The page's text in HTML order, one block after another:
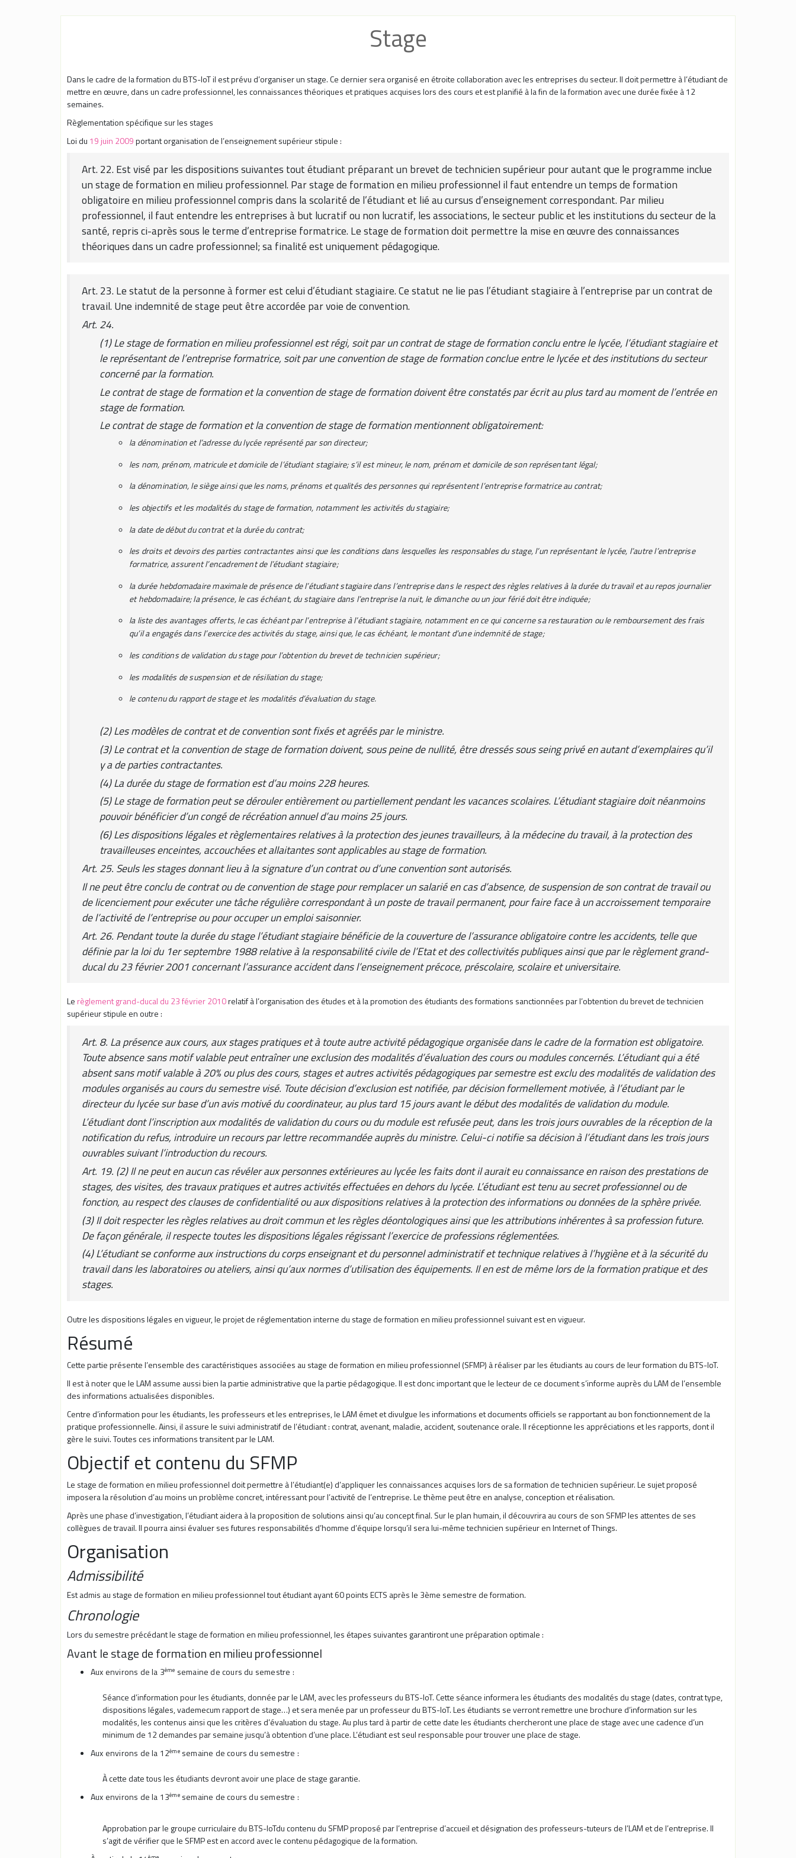
Stage
Dans le cadre de la formation du BTS-IoT il est prévu d’organiser un stage. Ce dernier sera organisé en étroite collaboration avec les entreprises du secteur. Il doit permettre à l’étudiant de
mettre en œuvre, dans un cadre professionnel, les connaissances théoriques et pratiques acquises lors des cours et est planifié à la fin de la formation avec une durée fixée à 12
semaines.
Règlementation spécifique sur les stages
Loi du 19 juin 2009portant organisation de l’enseignement supérieur stipule :
Art. 22. Est visé par les dispositions suivantes tout étudiant préparant un brevet de technicien supérieur pour autant que le programme inclue
un stage de formation en milieu professionnel. Par stage de formation en milieu professionnel il faut entendre un temps de formation
obligatoire en milieu professionnel compris dans la scolarité de l’étudiant et lié au cursus d’enseignement correspondant. Par milieu
professionnel, il faut entendre les entreprises à but lucratif ou non lucratif, les associations, le secteur public et les institutions du secteur de la
santé, repris ci-après sous le terme d’entreprise formatrice. Le stage de formation doit permettre la mise en œuvre des connaissances
théoriques dans un cadre professionnel; sa finalité est uniquement pédagogique.
Art. 23. Le statut de la personne à former est celui d’étudiant stagiaire. Ce statut ne lie pas l’étudiant stagiaire à l’entreprise par un contrat de
travail. Une indemnité de stage peut être accordée par voie de convention.
Art. 24.
(1) Le stage de formation en milieu professionnel est régi, soit par un contrat de stage de formation conclu entre le lycée, l’étudiant stagiaire et
le représentant de l’entreprise formatrice, soit par une convention de stage de formation conclue entre le lycée et des institutions du secteur
concerné par la formation.
Le contrat de stage de formation et la convention de stage de formation doivent être constatés par écrit au plus tard au moment de l’entrée en
stage de formation.
Le contrat de stage de formation et la convention de stage de formation mentionnent obligatoirement:
la dénomination et l’adresse du lycée représenté par son directeur;
les nom, prénom, matricule et domicile de l’étudiant stagiaire; s’il est mineur, le nom, prénom et domicile de son représentant légal;
la dénomination, le siège ainsi que les noms, prénoms et qualités des personnes qui représentent l’entreprise formatrice au contrat;
les objectifs et les modalités du stage de formation, notamment les activités du stagiaire;
la date de début du contrat et la durée du contrat;
les droits et devoirs des parties contractantes ainsi que les conditions dans lesquelles les responsables du stage, l’un représentant le lycée, l’autre l’entreprise
formatrice, assurent l’encadrement de l’étudiant stagiaire;
la durée hebdomadaire maximale de présence de l’étudiant stagiaire dans l’entreprise dans le respect des règles relatives à la durée du travail et au repos journalier
et hebdomadaire; la présence, le cas échéant, du stagiaire dans l’entreprise la nuit, le dimanche ou un jour férié doit être indiquée;
la liste des avantages offerts, le cas échéant par l’entreprise à l’étudiant stagiaire, notamment en ce qui concerne sa restauration ou le remboursement des frais
qu’il a engagés dans l’exercice des activités du stage, ainsi que, le cas échéant, le montant d’une indemnité de stage;
les conditions de validation du stage pour l’obtention du brevet de technicien supérieur;
les modalités de suspension et de résiliation du stage;
le contenu du rapport de stage et les modalités d’évaluation du stage.
(2) Les modèles de contrat et de convention sont fixés et agréés par le ministre.
(3) Le contrat et la convention de stage de formation doivent, sous peine de nullité, être dressés sous seing privé en autant d’exemplaires qu’il
y a de parties contractantes.
(4) La durée du stage de formation est d’au moins 228 heures.
(5) Le stage de formation peut se dérouler entièrement ou partiellement pendant les vacances scolaires. L’étudiant stagiaire doit néanmoins
pouvoir bénéficier d’un congé de récréation annuel d’au moins 25 jours.
(6) Les dispositions légales et règlementaires relatives à la protection des jeunes travailleurs, à la médecine du travail, à la protection des
travailleuses enceintes, accouchées et allaitantes sont applicables au stage de formation.
Art. 25. Seuls les stages donnant lieu à la signature d’un contrat ou d’une convention sont autorisés.
Il ne peut être conclu de contrat ou de convention de stage pour remplacer un salarié en cas d’absence, de suspension de son contrat de travail ou
de licenciement pour exécuter une tâche régulière correspondant à un poste de travail permanent, pour faire face à un accroissement temporaire
de l’activité de l’entreprise ou pour occuper un emploi saisonnier.
Art. 26. Pendant toute la durée du stage l’étudiant stagiaire bénéficie de la couverture de l’assurance obligatoire contre les accidents, telle que
définie par la loi du 1er septembre 1988 relative à la responsabilité civile de l’Etat et des collectivités publiques ainsi que par le règlement grand-
ducal du 23 février 2001 concernant l’assurance accident dans l’enseignement précoce, préscolaire, scolaire et universitaire.
Le règlement grand-ducal du 23 février 2010relatif à l’organisation des études et à la promotion des étudiants des formations sanctionnées par l’obtention du brevet de technicien
supérieur stipule en outre :
Art. 8. La présence aux cours, aux stages pratiques et à toute autre activité pédagogique organisée dans le cadre de la formation est obligatoire.
Toute absence sans motif valable peut entraîner une exclusion des modalités d’évaluation des cours ou modules concernés. L’étudiant qui a été
absent sans motif valable à 20% ou plus des cours, stages et autres activités pédagogiques par semestre est exclu des modalités de validation des
modules organisés au cours du semestre visé. Toute décision d’exclusion est notifiée, par décision formellement motivée, à l’étudiant par le
directeur du lycée sur base d’un avis motivé du coordinateur, au plus tard 15 jours avant le début des modalités de validation du module.
L’étudiant dont l’inscription aux modalités de validation du cours ou du module est refusée peut, dans les trois jours ouvrables de la réception de la
notification du refus, introduire un recours par lettre recommandée auprès du ministre. Celui-ci notifie sa décision à l’étudiant dans les trois jours
ouvrables suivant l’introduction du recours.
Art. 19. (2) Il ne peut en aucun cas révéler aux personnes extérieures au lycée les faits dont il aurait eu connaissance en raison des prestations de
stages, des visites, des travaux pratiques et autres activités effectuées en dehors du lycée. L’étudiant est tenu au secret professionnel ou de
fonction, au respect des clauses de confidentialité ou aux dispositions relatives à la protection des informations ou données de la sphère privée.
(3) Il doit respecter les règles relatives au droit commun et les règles déontologiques ainsi que les attributions inhérentes à sa profession future.
De façon générale, il respecte toutes les dispositions légales régissant l’exercice de professions réglementées.
(4) L’étudiant se conforme aux instructions du corps enseignant et du personnel administratif et technique relatives à l’hygiène et à la sécurité du
travail dans les laboratoires ou ateliers, ainsi qu’aux normes d’utilisation des équipements. Il en est de même lors de la formation pratique et des
stages.
Outre les dispositions légales en vigueur, le projet de réglementation interne du stage de formation en milieu professionnel suivant est en vigueur.
Résumé
Cette partie présente l’ensemble des caractéristiques associées au stage de formation en milieu professionnel (SFMP) à réaliser par les étudiants au cours de leur formation du BTS-IoT.
Il est à noter que le LAM assume aussi bien la partie administrative que la partie pédagogique. Il est donc important que le lecteur de ce document s’informe auprès du LAM de l’ensemble
des informations actualisées disponibles.
Centre d’information pour les étudiants, les professeurs et les entreprises, le LAM émet et divulgue les informations et documents officiels se rapportant au bon fonctionnement de la
pratique professionnelle. Ainsi, il assure le suivi administratif de l’étudiant : contrat, avenant, maladie, accident, soutenance orale. Il réceptionne les appréciations et les rapports, dont il
gère le suivi. Toutes ces informations transitent par le LAM.
Objectif et contenu du SFMP
Le stage de formation en milieu professionnel doit permettre à l’étudiant(e) d’appliquer les connaissances acquises lors de sa formation de technicien supérieur. Le sujet proposé
imposera la résolution d’au moins un problème concret, intéressant pour l’activité de l’entreprise. Le thème peut être en analyse, conception et réalisation.
Après une phase d’investigation, l’étudiant aidera à la proposition de solutions ainsi qu’au concept final. Sur le plan humain, il découvrira au cours de son SFMP les attentes de ses
collègues de travail. Il pourra ainsi évaluer ses futures responsabilités d’homme d’équipe lorsqu’il sera lui-même technicien supérieur en Internet of Things.
Organisation
Admissibilité
Est admis au stage de formation en milieu professionnel tout étudiant ayant 60 points ECTS après le 3ème semestre de formation.
Chronologie
Lors du semestre précédant le stage de formation en milieu professionnel, les étapes suivantes garantiront une préparation optimale :
Avant le stage de formation en milieu professionnel
Aux environs de la 3ème semaine de cours du semestre :
Séance d’information pour les étudiants, donnée par le LAM, avec les professeurs du BTS-IoT. Cette séance informera les étudiants des modalités du stage (dates, contrat type,
dispositions légales, vademecum rapport de stage…) et sera menée par un professeur du BTS-IoT. Les étudiants se verront remettre une brochure d’information sur les
modalités, les contenus ainsi que les critères d’évaluation du stage. Au plus tard à partir de cette date les étudiants chercheront une place de stage avec une cadence d’un
minimum de 12 demandes par semaine jusqu’à obtention d’une place. L’étudiant est seul responsable pour trouver une place de stage.
Aux environs de la 12èmesemaine de cours du semestre :
À cette date tous les étudiants devront avoir une place de stage garantie.
Aux environs de la 13èmesemaine de cours du semestre :
Approbation par le groupe curriculaire du BTS-IoTdu contenu du SFMP proposé par l’entreprise d’accueil et désignation des professeurs-tuteurs de l’LAM et de l’entreprise. Il
s’agit de vérifier que le SFMP est en accord avec le contenu pédagogique de la formation.